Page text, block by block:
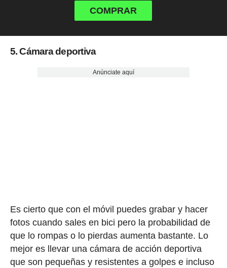
COMPRAR
5. Cámara deportiva
Anúnciate aquí
Es cierto que con el móvil puedes grabar y hacer
fotos cuando sales en bici pero la probabilidad de
que lo rompas o lo pierdas aumenta bastante. Lo
mejor es llevar una cámara de acción deportiva
que son pequeñas y resistentes a golpes e incluso